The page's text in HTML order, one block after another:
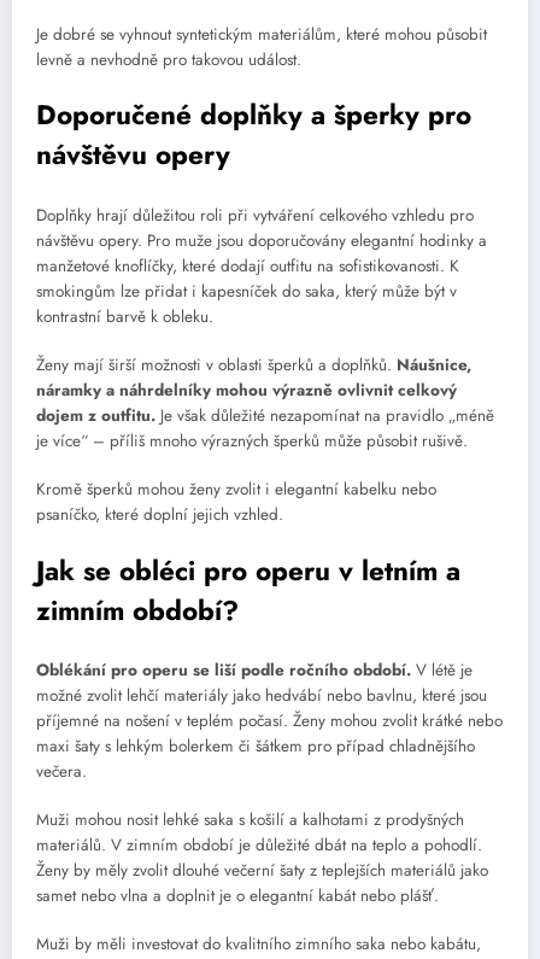
Je dobré se vyhnout syntetickým materiálům, které mohou působit
levně a nevhodně pro takovou událost.
Doporučené doplňky a šperky pro
návštěvu opery
Doplňky hrají důležitou roli při vytváření celkového vzhledu pro
návštěvu opery. Pro muže jsou doporučovány elegantní hodinky a
manžetové knoflíčky, které dodají outfitu na sofistikovanosti. K
smokingům lze přidat i kapesníček do saka, který může být v
kontrastní barvě k obleku.
Ženy mají širší možnosti v oblasti šperků a doplňků. Náušnice,
náramky a náhrdelníky mohou výrazně ovlivnit celkový
dojem z outfitu. Je však důležité nezapomínat na pravidlo „méně
je více“ – příliš mnoho výrazných šperků může působit rušivě.
Kromě šperků mohou ženy zvolit i elegantní kabelku nebo
psaníčko, které doplní jejich vzhled.
Jak se obléci pro operu v letním a
zimním období?
Oblékání pro operu se liší podle ročního období. V létě je
možné zvolit lehčí materiály jako hedvábí nebo bavlnu, které jsou
příjemné na nošení v teplém počasí. Ženy mohou zvolit krátké nebo
maxi šaty s lehkým bolerkem či šátkem pro případ chladnějšího
večera.
Muži mohou nosit lehké saka s košilí a kalhotami z prodyšných
materiálů. V zimním období je důležité dbát na teplo a pohodlí.
Ženy by měly zvolit dlouhé večerní šaty z teplejších materiálů jako
samet nebo vlna a doplnit je o elegantní kabát nebo plášť.
Muži by měli investovat do kvalitního zimního saka nebo kabátu,